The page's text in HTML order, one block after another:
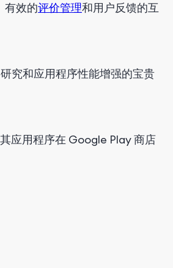
有效的评价管理和用户反馈的互
究和应用程序性能增强的宝贵
应用程序在 Google Play 商店